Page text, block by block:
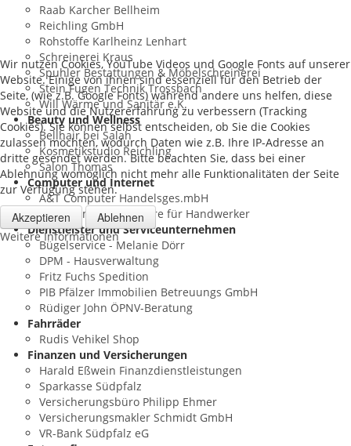
Raab Karcher Bellheim
Reichling GmbH
Rohstoffe Karlheinz Lenhart
Schreinerei Kraus
Spuhler Bestattungen & Möbelschreinerei
Stein Fugen Technik Trossbach
Will Wärme und Sanitär e.K.
Beauty und Wellness
Bellhair bei Salah
Kosmetikstudio Reichling
Salon Thomas
Computer und Internet
A&T Computer Handelsges.mbH
i2plus GmbH - Software für Handwerker
Dienstleister und Serviceunternehmen
Bügelservice - Melanie Dörr
DPM - Hausverwaltung
Fritz Fuchs Spedition
PIB Pfälzer Immobilien Betreuungs GmbH
Rüdiger John ÖPNV-Beratung
Fahrräder
Rudis Vehikel Shop
Finanzen und Versicherungen
Harald Eßwein Finanzdienstleistungen
Sparkasse Südpfalz
Versicherungsbüro Philipp Ehmer
Versicherungsmakler Schmidt GmbH
VR-Bank Südpfalz eG
Wir nutzen Cookies, YouTube Videos und Google Fonts auf unserer
Website. Einige von ihnen sind essenziell für den Betrieb der
Seite, (wie z.B. Google Fonts) während andere uns helfen, diese
Website und die Nutzererfahrung zu verbessern (Tracking
Cookies). Sie können selbst entscheiden, ob Sie die Cookies
zulassen möchten, wodurch Daten wie z.B. Ihre IP-Adresse an
dritte gesendet werden. Bitte beachten Sie, dass bei einer
Ablehnung womöglich nicht mehr alle Funktionalitäten der Seite
zur Verfügung stehen.
Akzeptieren Ablehnen
Weitere Informationen